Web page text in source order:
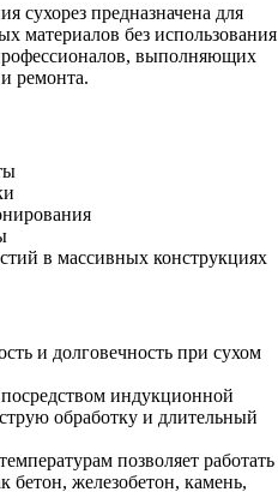
сухорез предназначена для
материалов без использования
выполняющих
ремонта.
в массивных конструкциях
и долговечность при сухом
индукционной
обработку и длительный
позволяет работать
бетон, железобетон, камень,